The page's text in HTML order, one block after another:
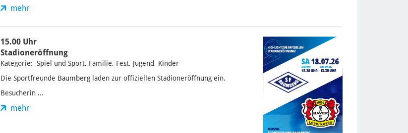
mehr
15.00 Uhr
Stadioneröffnung
Kategorie: Spiel und Sport, Familie, Fest, Jugend, Kinder
Die Sportfreunde Baumberg laden zur offiziellen Stadioneröffnung ein.
Besucherin ...
mehr